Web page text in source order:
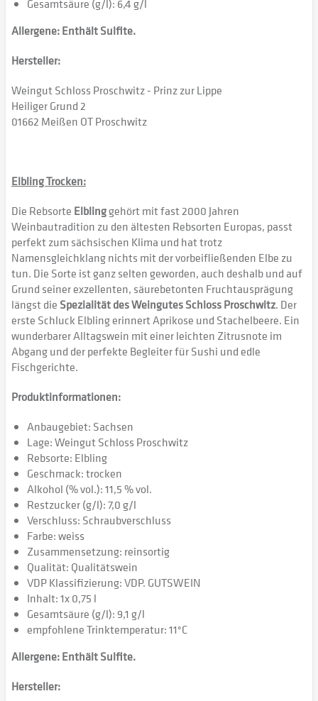
Gesamtsäure (g/l): 6,4 g/l
Allergene: Enthält Sulfite.
Hersteller:
Weingut Schloss Proschwitz - Prinz zur Lippe
Heiliger Grund 2
01662 Meißen OT Proschwitz
Elbling Trocken:
Die Rebsorte Elblinggehört mit fast 2000 Jahren
Weinbautradition zu den ältesten Rebsorten Europas, passt
perfekt zum sächsischen Klima und hat trotz
Namensgleichklang nichts mit der vorbeifließenden Elbe zu
tun. Die Sorte ist ganz selten geworden, auch deshalb und auf
Grund seiner exzellenten, säurebetonten Fruchtausprägung
längst die Spezialität des Weingutes Schloss Proschwitz. Der
erste Schluck Elbling erinnert Aprikose und Stachelbeere. Ein
wunderbarer Alltagswein mit einer leichten Zitrusnote im
Abgang und der perfekte Begleiter für Sushi und edle
Fischgerichte.
Produktinformationen:
Anbaugebiet: Sachsen
Lage: Weingut Schloss Proschwitz
Rebsorte: Elbling
Geschmack: trocken
Alkohol (% vol.): 11,5 % vol.
Restzucker (g/l): 7,0 g/l
Verschluss: Schraubverschluss
Farbe: weiss
Zusammensetzung: reinsortig
Qualität: Qualitätswein
VDP Klassifizierung: VDP. GUTSWEIN
Inhalt: 1x 0,75 l
Gesamtsäure (g/l): 9,1 g/l
empfohlene Trinktemperatur: 11°C
Allergene: Enthält Sulfite.
Hersteller: